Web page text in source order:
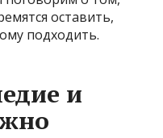
оставить,
подходить.
и